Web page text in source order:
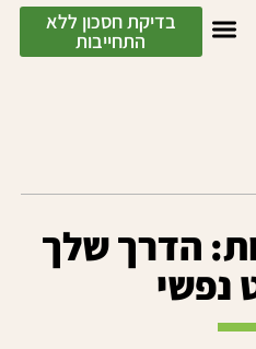
בדיקת חסכון ללא
התחייבות
הדרך שלך
נפשי